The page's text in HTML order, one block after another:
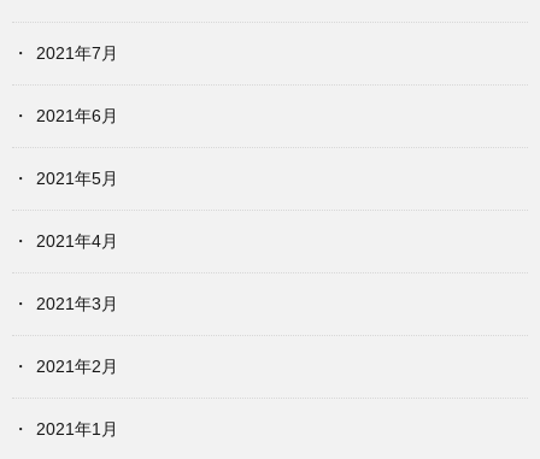
2021年7月
2021年6月
2021年5月
2021年4月
2021年3月
2021年2月
2021年1月